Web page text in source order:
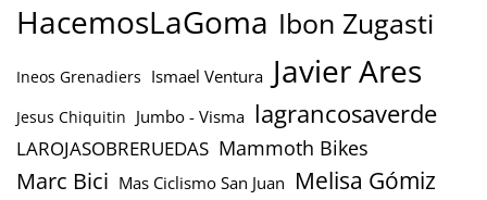
HacemosLaGoma Ibon Zugasti
Ineos Grenadiers Ismael Ventura Javier Ares
Jesus Chiquitin Jumbo - Visma lagrancosaverde
LAROJASOBRERUEDAS Mammoth Bikes
Marc Bici Mas Ciclismo San Juan Melisa Gómiz